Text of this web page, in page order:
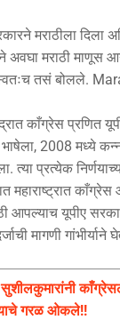
मराठीला दिला
अवघा मराठी माणूस
तसं बोलले.
काँग्रेस प्रणित
2008 मध्ये
त्या प्रत्येक
काँग्रेस
आपल्याच यूपीए
मागणी
गरळ ओकले!!